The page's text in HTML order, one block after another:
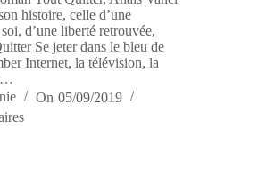
histoire, celle d’une
d’une liberté retrouvée,
Se jeter dans le bleu de
Internet, la télévision, la
On 05/09/2019